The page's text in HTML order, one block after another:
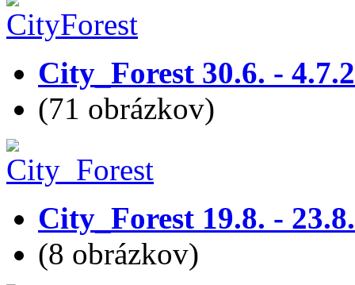
City_Forest 30.6. -
(71 obrázkov)
City_Forest 19.8. -
(8 obrázkov)